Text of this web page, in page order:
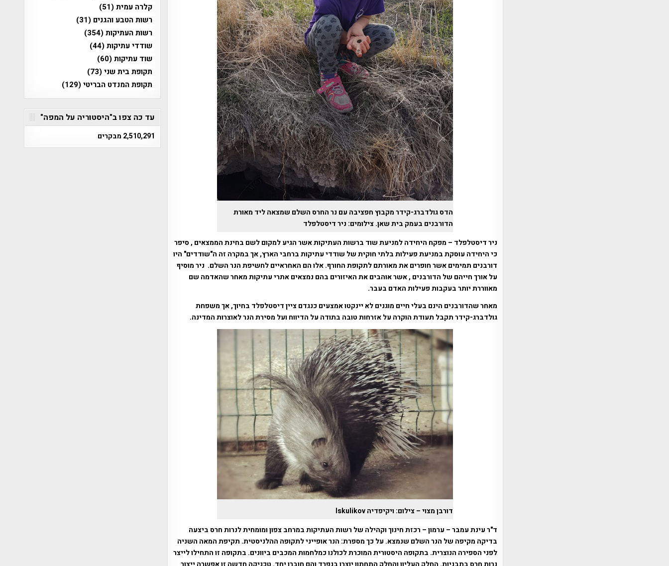
הדס גולדברג-קידר מקבוץ חפציבה עם נר החרס השלם שמצאה ליד מאורת
הדורבנים בעמק בית שאן. צילומים: ניר דיסטלפלד
ניר דיסטלפלד – מפקח היחידה למניעת שוד ברשות העתיקות אשר הגיע למקום לשם בחינת הממצאים , סיפר
כי היחידה עוסקת במניעת פעילות בלתי חוקית של שודדי עתיקות ברחבי הארץ, אך במקרה זה ה"שודדים" היו
דורבנים תמימים אשר חופרים את מאורתם לתקופת החורף. אלו הם האחראיים לחשיפת הנר השלם. ניר מוסיף
על אורך חייהם של הדורבנים , אשר אוהבים את האיזורים בהם נמצאים אתרי עתיקות מאחר שהאדמה שם
מאווררת יותר בעקבות פעילות האדם בעבר.
מאחר שהדורבנים הינם בעלי חיים מוגנים לא יינקטו אמצעים כנגדם ציין דיסטלפלד בחיוך, אך משפחת
גולדברג-קידר תקבל תעודת הוקרה על אזרחות טובה בתודה על הדיווח ועל מסירת הנר לאוצרות המדינה.
דורבן מצוי – צילום: ויקיפדיה Iskulikov
ד"ר עינת עמבר – ערמון – רכזת חינוך וקהילה של רשות העתיקות במרחב צפון ומומחית לנרות חרס ביצעה
בדיקה מקיפה של הנר השלם שנמצא. על כך מספרת: הנר אופייני לתקופה ההלניסטית. תקיפת המאה השניה
לפני הספירה הנוצרית. בתקופה היסטורית המוכרת לכולנו כמלחמות המכבים ביוונים. בתקופה זו התחילו לייצר
קלרה עמית(51)
רשות הטבע והגנים (31)
רשות העתיקות(354)
שודדי עתיקות(44)
שוד עתיקות(60)
תקופת בית שני(73)
תקופת המנדט הבריטי(129)
עד כה צפו ב"היסטוריה על המפה"
2,510,291 מבקרים